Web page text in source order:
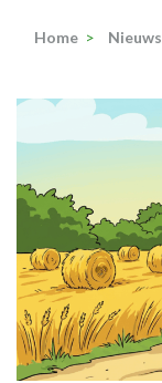
Home > Nieuws